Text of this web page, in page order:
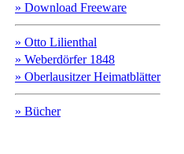
» Download Freeware
» Otto Lilienthal
» Weberdörfer 1848
» Oberlausitzer Heimatblätter
» Bücher